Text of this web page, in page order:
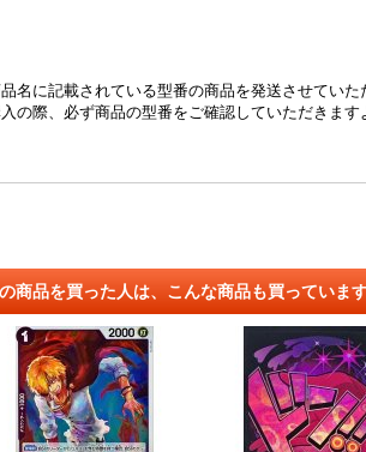
名に記載されている型番の商品を発送させてい
の際、必ず商品の型番をご確認していただきます
商品を買った人は、こんな商品も買っていま